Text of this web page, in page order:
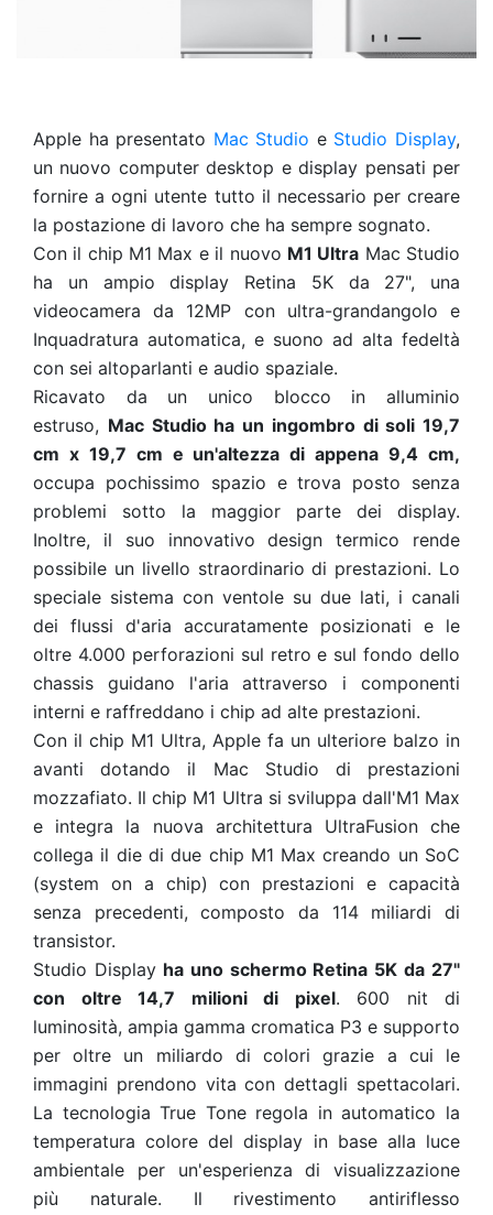
Apple ha presentato Mac Studio e Studio Display,
un nuovo computer desktop e display pensati per
fornire a ogni utente tutto il necessario per creare
la postazione di lavoro che ha sempre sognato.
Con il chip M1 Max e il nuovo M1 Ultra Mac Studio
ha un ampio display Retina 5K da 27", una
videocamera da 12MP con ultra-grandangolo e
Inquadratura automatica, e suono ad alta fedeltà
con sei altoparlanti e audio spaziale.
Ricavato da un unico blocco in alluminio
estruso, Mac Studio ha un ingombro di soli 19,7
cm x 19,7 cm e un'altezza di appena 9,4 cm,
occupa pochissimo spazio e trova posto senza
problemi sotto la maggior parte dei display.
Inoltre, il suo innovativo design termico rende
possibile un livello straordinario di prestazioni. Lo
speciale sistema con ventole su due lati, i canali
dei flussi d'aria accuratamente posizionati e le
oltre 4.000 perforazioni sul retro e sul fondo dello
chassis guidano l'aria attraverso i componenti
interni e raffreddano i chip ad alte prestazioni.
Con il chip M1 Ultra, Apple fa un ulteriore balzo in
avanti dotando il Mac Studio di prestazioni
mozzafiato. Il chip M1 Ultra si sviluppa dall'M1 Max
e integra la nuova architettura UltraFusion che
collega il die di due chip M1 Max creando un SoC
(system on a chip) con prestazioni e capacità
senza precedenti, composto da 114 miliardi di
transistor.
Studio Displayha uno schermo Retina 5K da 27"
con oltre 14,7 milioni di pixel. 600 nit di
luminosità, ampia gamma cromatica P3 e supporto
per oltre un miliardo di colori grazie a cui le
immagini prendono vita con dettagli spettacolari.
La tecnologia True Tone regola in automatico la
temperatura colore del display in base alla luce
ambientale per un'esperienza di visualizzazione
più naturale. Il rivestimento antiriflesso